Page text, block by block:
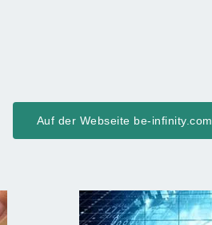
Auf der Webseite be-